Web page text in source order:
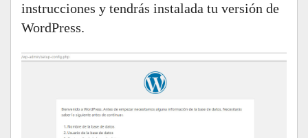
instrucciones y tendrás instalada tu versión de
WordPress.